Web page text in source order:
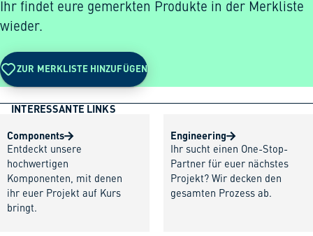
Ihr findet eure gemerkten Produkte in der Merkliste
wieder.
ZUR MERKLISTE HINZUFÜGEN
INTERESSANTE LINKS
Components
Entdeckt unsere
hochwertigen
Komponenten, mit denen
ihr euer Projekt auf Kurs
bringt.
Engineering
Ihr sucht einen One-Stop-
Partner für euer nächstes
Projekt? Wir decken den
gesamten Prozess ab.